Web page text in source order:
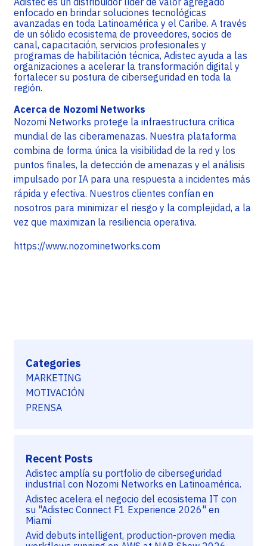
enfocado en brindar soluciones tecnológicas
avanzadas en toda Latinoamérica y el Caribe. A través
de un sólido ecosistema de proveedores, socios de
canal, capacitación, servicios profesionales y
programas de habilitación técnica, Adistec ayuda a las
organizaciones a acelerar la transformación digital y
fortalecer su postura de ciberseguridad en toda la
región.
Acerca de Nozomi Networks
Nozomi Networks protege la infraestructura crítica
mundial de las ciberamenazas. Nuestra plataforma
combina de forma única la visibilidad de la red y los
puntos finales, la detección de amenazas y el análisis
impulsado por IA para una respuesta a incidentes más
rápida y efectiva. Nuestros clientes confían en
nosotros para minimizar el riesgo y la complejidad, a la
vez que maximizan la resiliencia operativa.
https://www.nozominetworks.com
Categories
MARKETING
MOTIVACIÓN
PRENSA
Recent Posts
Adistec amplía su portfolio de ciberseguridad
industrial con Nozomi Networks en Latinoamérica.
Adistec acelera el negocio del ecosistema IT con
su "Adistec Connect F1 Experience 2026" en
Miami
Avid debuts intelligent, production-proven media